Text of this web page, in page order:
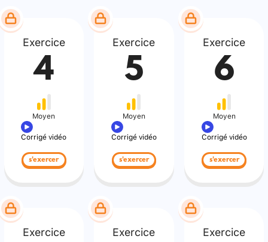
Exercice
4
Moyen
Corrigé vidéo
s'exercer
Exercice
5
Moyen
Corrigé vidéo
s'exercer
Exercice
6
Moyen
Corrigé vidéo
s'exercer
Exercice Exercice Exercice